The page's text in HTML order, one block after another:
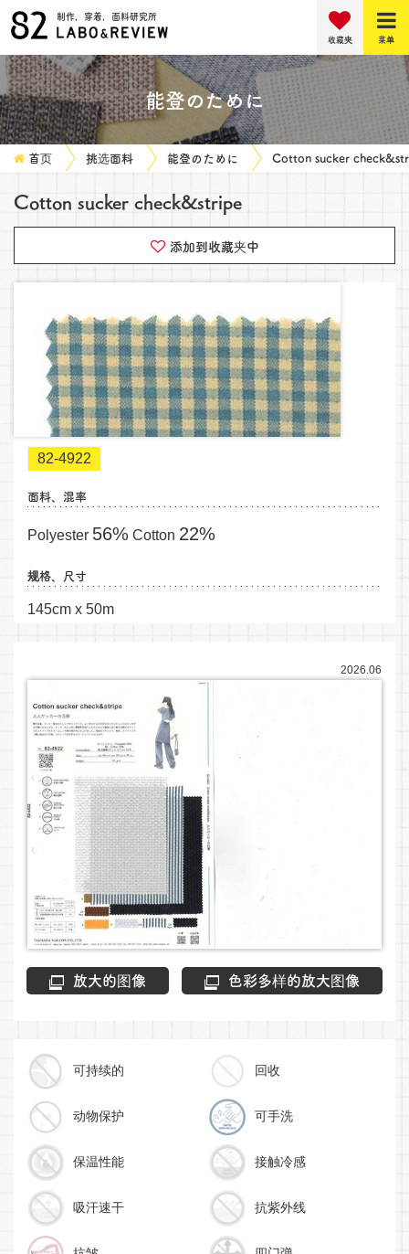
制作，穿着，面料研究所
菜单
收藏夹
能登のために
首页 挑选面料 能登のために Cotton sucker
Cotton sucker check&stripe
添加到收藏夹中
82-4922
面料、混率
Polyester 56% Cotton 22%
规格、尺寸
145cm x 50m
2026.06
放大的图像 色彩多样的放大图像
可持续的 回收
动物保护 可手洗
保温性能 接触冷感
吸汗速干 抗紫外线